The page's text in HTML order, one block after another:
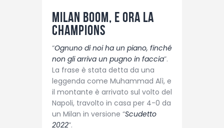
Milan boom, e ora la
Champions
“Ognuno di noi ha un piano, finché
non gli arriva un pugno in faccia”.
La frase è stata detta da una
leggenda come Muhammad Alì, e
il montante è arrivato sul volto del
Napoli, travolto in casa per 4-0 da
un Milan in versione “Scudetto
2022”.